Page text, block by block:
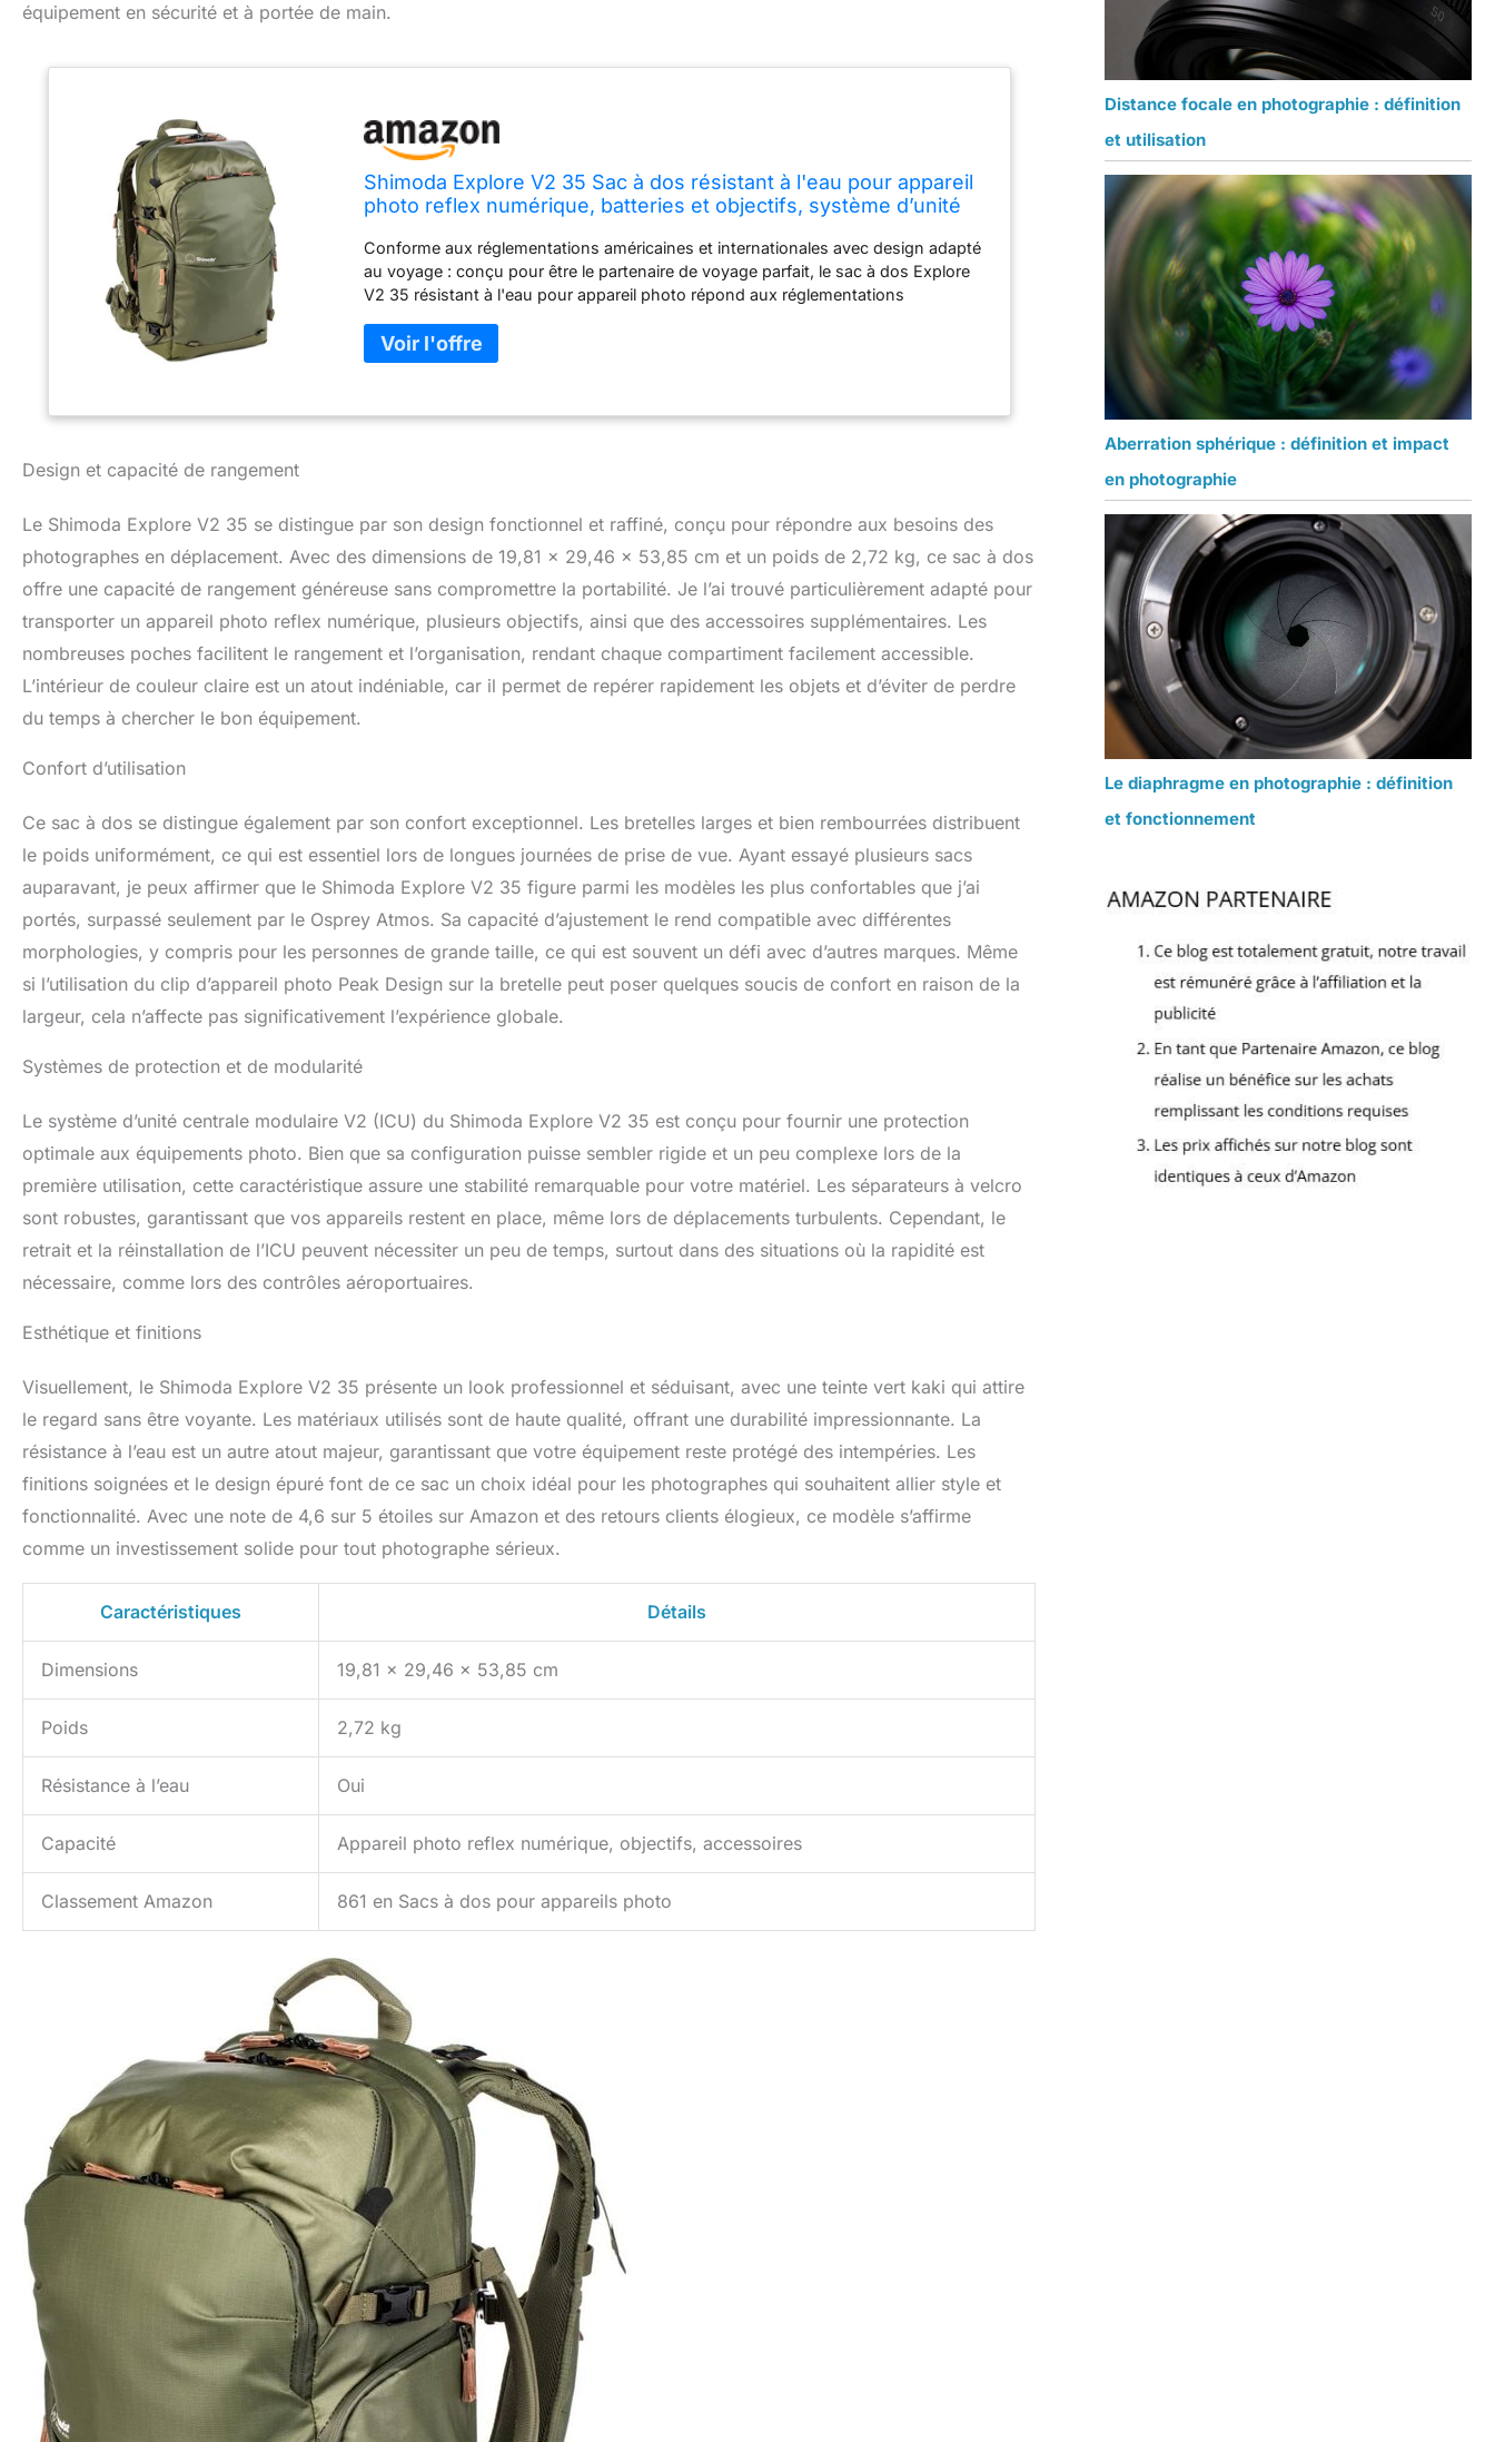
équipement en sécurité et à portée de main.
Shimoda Explore V2 35 Sac à dos résistant à l'eau pour appareil
photo reflex numérique, batteries et objectifs, système d’unité
161)
Conforme aux réglementations américaines et internationales avec design adapté
au voyage : conçu pour être le partenaire de voyage parfait, le sac à dos Explore
V2 35 résistant à l'eau pour appareil photo répond aux réglementations
d'un passant pour poignée de bagages, de fermetures éclair verrouillables, d'une
poignée de base pour un transport facile à 2 mains, d'une poche cachée pour
Plusieurs points d'accès : le sac à dos permet un accès de l’arrière et sur le côté.
7,5 cm permettent d’adapter le même sac à dos aux hauteurs de torse courtes ou
hautes, des hommes ou des femmes, assurant un ajustement personnalisé pour
numérique moyen : les unités centrales offrent une protection antichoc pour les
appareils photo compacts, les appareils photo reflex mono-objectif et les appareils
photo reflex numériques ainsi que pour les objectifs, et elles garantissent qu'un
utilisateur ne transporte jamais des charges plus lourdes que nécessaire.
L’utilisateur peut multiplier les possibilités d'agencement avec 2 unités centrales
Design et capacité de rangement
Le Shimoda Explore V2 35 se distingue par son design fonctionnel et raffiné, conçu pour répondre aux besoins des
photographes en déplacement. Avec des dimensions de 19,81 x 29,46 x 53,85 cm et un poids de 2,72 kg, ce sac à dos
offre une capacité de rangement généreuse sans compromettre la portabilité. Je l’ai trouvé particulièrement adapté pour
transporter un appareil photo reflex numérique, plusieurs objectifs, ainsi que des accessoires supplémentaires. Les
nombreuses poches facilitent le rangement et l’organisation, rendant chaque compartiment facilement accessible.
L’intérieur de couleur claire est un atout indéniable, car il permet de repérer rapidement les objets et d’éviter de perdre
du temps à chercher le bon équipement.
Confort d’utilisation
Ce sac à dos se distingue également par son confort exceptionnel. Les bretelles larges et bien rembourrées distribuent
le poids uniformément, ce qui est essentiel lors de longues journées de prise de vue. Ayant essayé plusieurs sacs
auparavant, je peux affirmer que le Shimoda Explore V2 35 figure parmi les modèles les plus confortables que j’ai
portés, surpassé seulement par le Osprey Atmos. Sa capacité d’ajustement le rend compatible avec différentes
morphologies, y compris pour les personnes de grande taille, ce qui est souvent un défi avec d’autres marques. Même
si l’utilisation du clip d’appareil photo Peak Design sur la bretelle peut poser quelques soucis de confort en raison de la
largeur, cela n’affecte pas significativement l’expérience globale.
Systèmes de protection et de modularité
Le système d’unité centrale modulaire V2 (ICU) du Shimoda Explore V2 35 est conçu pour fournir une protection
optimale aux équipements photo. Bien que sa configuration puisse sembler rigide et un peu complexe lors de la
première utilisation, cette caractéristique assure une stabilité remarquable pour votre matériel. Les séparateurs à velcro
sont robustes, garantissant que vos appareils restent en place, même lors de déplacements turbulents. Cependant, le
retrait et la réinstallation de l’ICU peuvent nécessiter un peu de temps, surtout dans des situations où la rapidité est
nécessaire, comme lors des contrôles aéroportuaires.
Esthétique et finitions
Visuellement, le Shimoda Explore V2 35 présente un look professionnel et séduisant, avec une teinte vert kaki qui attire
le regard sans être voyante. Les matériaux utilisés sont de haute qualité, offrant une durabilité impressionnante. La
résistance à l’eau est un autre atout majeur, garantissant que votre équipement reste protégé des intempéries. Les
finitions soignées et le design épuré font de ce sac un choix idéal pour les photographes qui souhaitent allier style et
fonctionnalité. Avec une note de 4,6 sur 5 étoiles sur Amazon et des retours clients élogieux, ce modèle s’affirme
comme un investissement solide pour tout photographe sérieux.
Caractéristiques Détails
Dimensions 19,81 x 29,46 x 53,85 cm
Poids 2,72 kg
Résistance à l’eau Oui
Capacité Appareil photo reflex numérique, objectifs, accessoires
Classement Amazon 861 en Sacs à dos pour appareils photo
Distance focale en photographie : définition
et utilisation
Aberration sphérique : définition et impact
en photographie
Le diaphragme en photographie : définition
et fonctionnement